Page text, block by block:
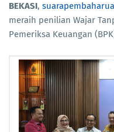
BEKASI,
meraih penilian Wajar
Pemeriksa Keuangan